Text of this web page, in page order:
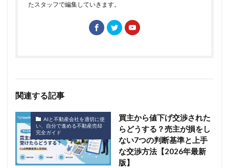
たスタッフで編集していきます。
関連する記事
AIと不動産会社を適切に使
い、自分で進める不動産売却
完全ガイド
買主から値下げ交渉された
らどうする？売主が損をし
ない7つの判断基準と上手
な交渉方法【2026年最新
版】